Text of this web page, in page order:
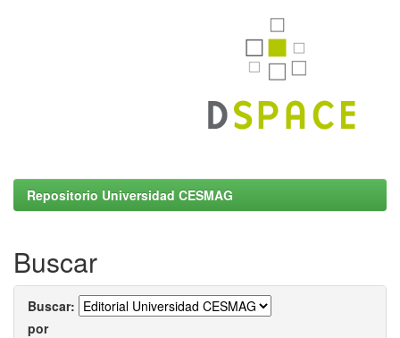
Repositorio Universidad CESMAG
Buscar
Buscar:
por